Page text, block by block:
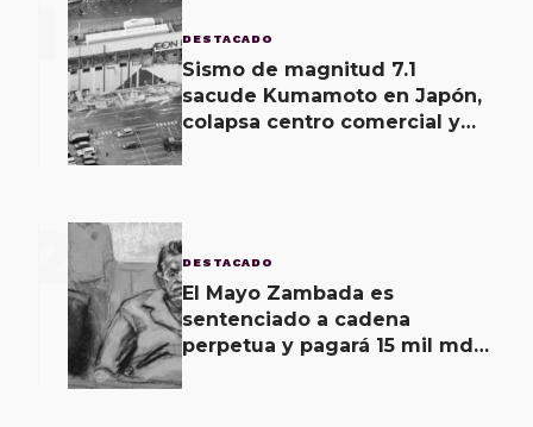
DESTACADO
Sismo de magnitud 7.1
sacude Kumamoto en Japón,
colapsa centro comercial y
2 DESTACADO
El Mayo Zambada es
sentenciado a cadena
perpetua y pagará 15 mil mdd